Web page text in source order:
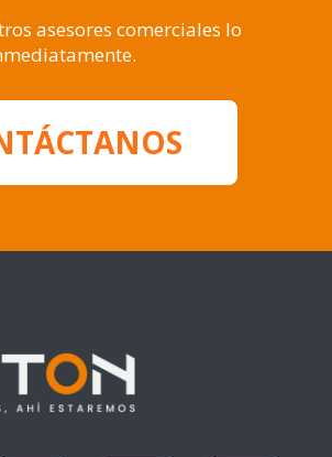
asesores comerciales lo